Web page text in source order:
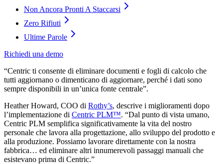
Non Ancora Pronti A Staccarsi
Zero Rifiuti
Ultime Parole
Richiedi una demo
“Centric ti consente di eliminare documenti e fogli di calcolo che
tutti aggiornano o dimenticano di aggiornare, perché i dati sono
sempre disponibili in un’unica fonte centrale”.
Heather Howard, COO di Rothy’s, descrive i miglioramenti dopo
l’implementazione di Centric PLM™. “Dal punto di vista umano,
Centric PLM semplifica significativamente la vita del nostro
personale che lavora alla progettazione, allo sviluppo del prodotto e
alla produzione. Possiamo lavorare direttamente con la nostra
fabbrica… ed eliminare altri innumerevoli passaggi manuali che
esistevano prima di Centric.”